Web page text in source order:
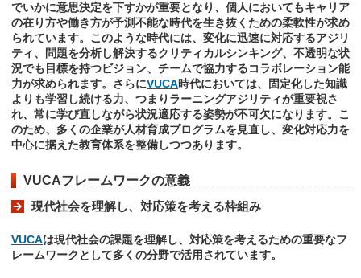
でいかに意思決定を下すかが重要となり、個人においてもキャリア
の在り方や働き方が予測不能な時代を生き抜くための柔軟性が求め
られています。このような時代には、変化に迅速に対応するアジリ
ティ、問題を分析し解決するクリティカルシンキング、不透明な状
況でも目標を持つビジョン、チームで協力するコラボレーション能
力が求められます。さらにVUCA時代においては、固定化した知識
よりも学習し続ける力、つまりラーニングアジリティが重要視さ
れ、常に学び直しながら状況適応する姿勢が不可欠になります。こ
のため、多くの企業が人材育成プログラムを見直し、変化対応力を
中心に据えた教育体系を整備しつつあります。
VUCAフレームワークの意義
現代社会を理解し、対応策を考える枠組み
VUCAは現代社会の課題を理解し、対応策を考えるための重要なフ
レームワークとして多くの分野で活用されています。